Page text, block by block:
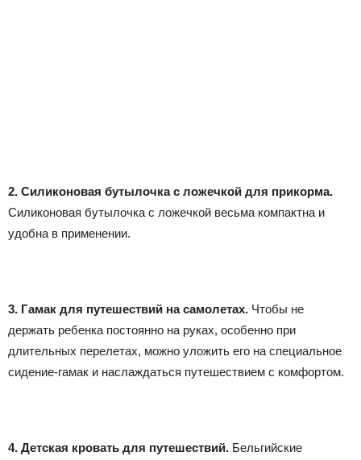
2. Силиконовая бутылочка с ложечкой для прикорма.
Силиконовая бутылочка с ложечкой весьма компактна и
удобна в применении.
3. Гамак для путешествий на самолетах. Чтобы не
держать ребенка постоянно на руках, особенно при
длительных перелетах, можно уложить его на специальное
сидение-гамак и наслаждаться путешествием с комфортом.
4. Детская кровать для путешествий. Бельгийские